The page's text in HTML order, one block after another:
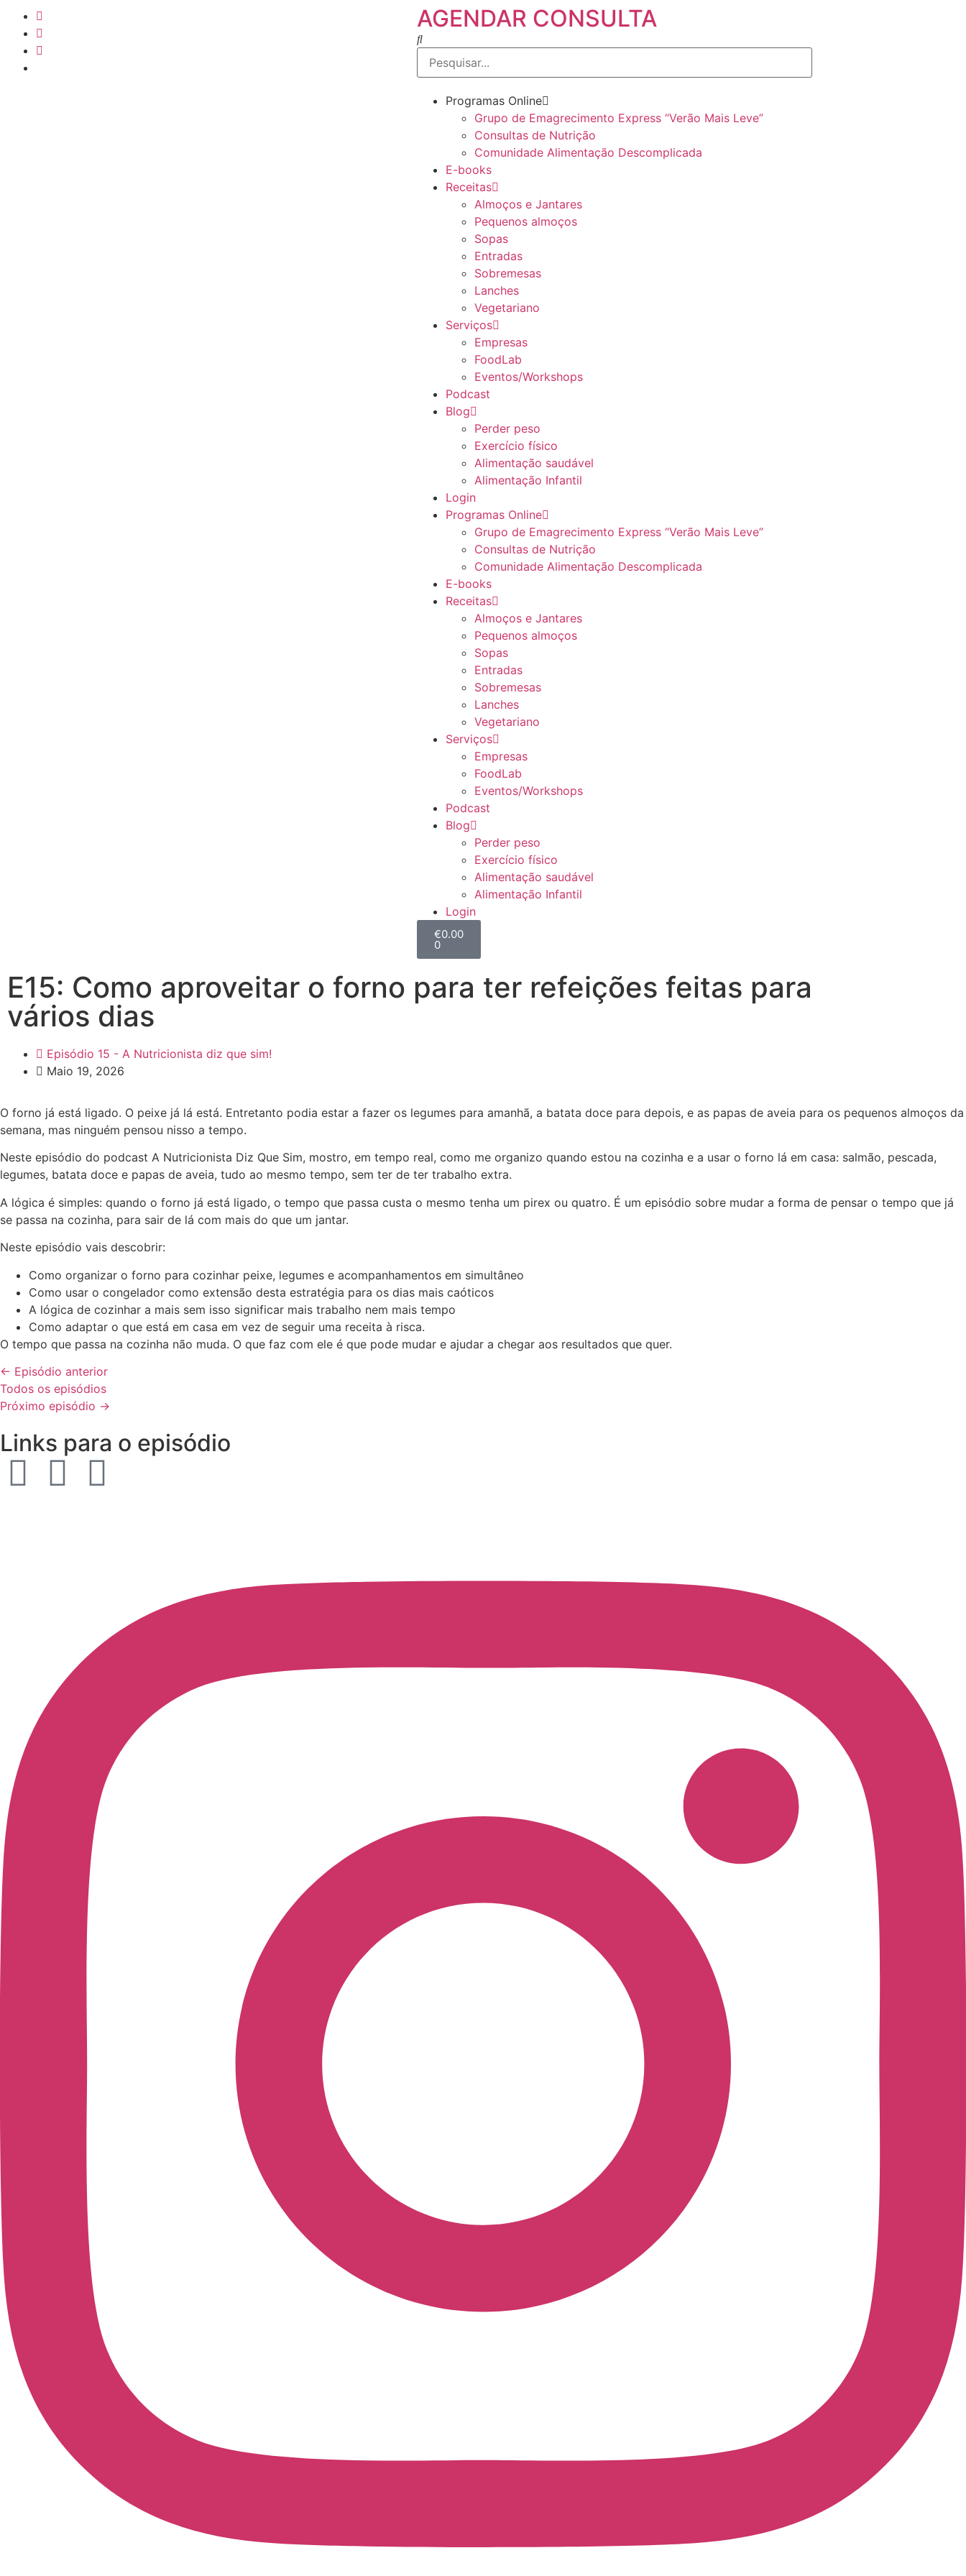
AGENDAR CONSULTA
Programas Online
Grupo de Emagrecimento Express “Verão Mais Leve”
Consultas de Nutrição
Comunidade Alimentação Descomplicada
E-books
Receitas
Almoços e Jantares
Pequenos almoços
Sopas
Entradas
Sobremesas
Lanches
Vegetariano
Serviços
Empresas
FoodLab
Eventos/Workshops
Podcast
Blog
Perder peso
Exercício físico
Alimentação saudável
Alimentação Infantil
Login
Programas Online
Grupo de Emagrecimento Express “Verão Mais Leve”
Consultas de Nutrição
Comunidade Alimentação Descomplicada
E-books
Receitas
Almoços e Jantares
Pequenos almoços
Sopas
Entradas
Sobremesas
Lanches
Vegetariano
Serviços
Empresas
FoodLab
Eventos/Workshops
Podcast
Blog
Perder peso
Exercício físico
Alimentação saudável
Alimentação Infantil
Login
€0.00
0
E15: Como aproveitar o forno para ter refeições feitas para
vários dias
Episódio 15 - A Nutricionista diz que sim!
Maio 19, 2026
O forno já está ligado. O peixe já lá está. Entretanto podia estar a fazer os legumes para amanhã, a batata doce para depois, e as papas de aveia para os pequenos almoços da
semana, mas ninguém pensou nisso a tempo.
Neste episódio do podcast A Nutricionista Diz Que Sim, mostro, em tempo real, como me organizo quando estou na cozinha e a usar o forno lá em casa: salmão, pescada,
legumes, batata doce e papas de aveia, tudo ao mesmo tempo, sem ter de ter trabalho extra.
A lógica é simples: quando o forno já está ligado, o tempo que passa custa o mesmo tenha um pirex ou quatro. É um episódio sobre mudar a forma de pensar o tempo que já
se passa na cozinha, para sair de lá com mais do que um jantar.
Neste episódio vais descobrir:
Como organizar o forno para cozinhar peixe, legumes e acompanhamentos em simultâneo
Como usar o congelador como extensão desta estratégia para os dias mais caóticos
A lógica de cozinhar a mais sem isso significar mais trabalho nem mais tempo
Como adaptar o que está em casa em vez de seguir uma receita à risca.
O tempo que passa na cozinha não muda. O que faz com ele é que pode mudar e ajudar a chegar aos resultados que quer.
← Episódio anterior
Todos os episódios
Próximo episódio →
Links para o episódio